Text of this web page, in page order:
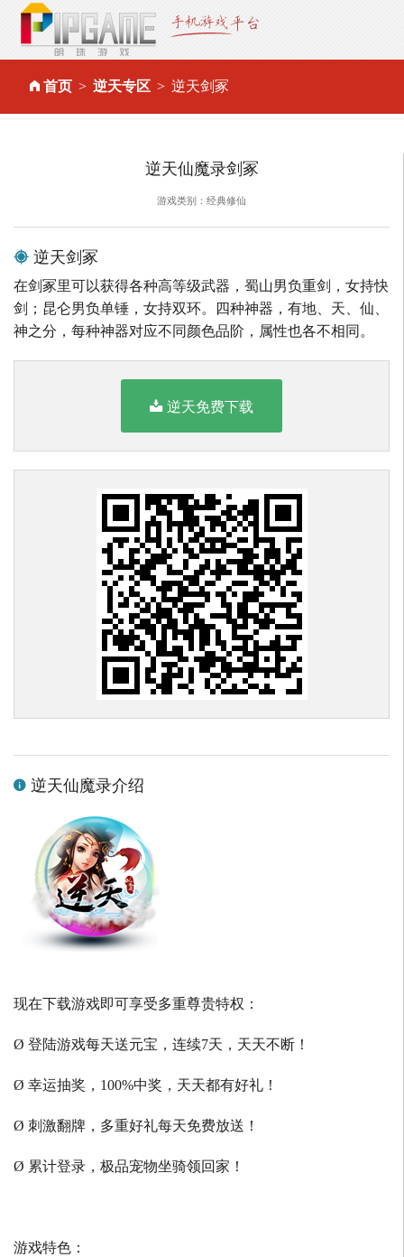
首页 逆天专区 逆天剑冢
逆天仙魔录剑冢
游戏类别：经典修仙
逆天剑冢
在剑冢里可以获得各种高等级武器，蜀山男负重剑，女持快
剑；昆仑男负单锤，女持双环。四种神器，有地、天、仙、
神之分，每种神器对应不同颜色品阶，属性也各不相同。
逆天免费下载
逆天仙魔录介绍
现在下载游戏即可享受多重尊贵特权：
Ø 登陆游戏每天送元宝，连续7天，天天不断！
Ø 幸运抽奖，100%中奖，天天都有好礼！
Ø 刺激翻牌，多重好礼每天免费放送！
Ø 累计登录，极品宠物坐骑领回家！
游戏特色：